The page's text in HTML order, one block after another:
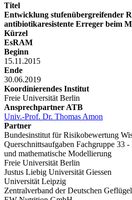
Titel
Entwicklung stufenübergreifender
antibiotikaresistente Erreger beim
Kürzel
EsRAM
Beginn
15.11.2015
Ende
30.06.2019
Koordinierendes Institut
Freie Universität Berlin
Ansprechpartner ATB
Univ.-Prof. Dr. Thomas Amon
Partner
Bundesinstitut für Risikobewertung
Querschnittsaufgaben Fachgruppe 33
und mathematische Modellierung
Freie Universität Berlin
Justus Liebig Universität Giessen
Universität Leipzig
Zentralverband der Deutschen